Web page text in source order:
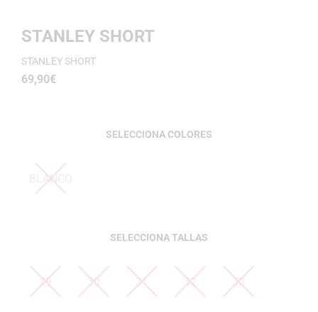
STANLEY SHORT
STANLEY SHORT
69,90€
COLORES
BLANCO
TALLAS
29 30 31 32 33